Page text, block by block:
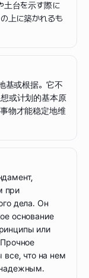
土台を示す際に
上に築かれるも
基或根据。它不
或计划的基本原
物才能稳定地维
при
дела. Он
основание
или
все, что на нем
надежным.